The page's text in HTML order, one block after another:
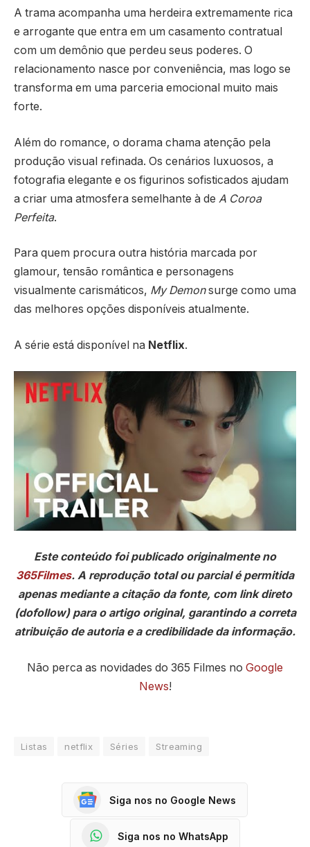
A trama acompanha uma herdeira extremamente rica
e arrogante que entra em um casamento contratual
com um demônio que perdeu seus poderes. O
relacionamento nasce por conveniência, mas logo se
transforma em uma parceria emocional muito mais
forte.
Além do romance, o dorama chama atenção pela
produção visual refinada. Os cenários luxuosos, a
fotografia elegante e os figurinos sofisticados ajudam
a criar uma atmosfera semelhante à de A Coroa
Perfeita.
Para quem procura outra história marcada por
glamour, tensão romântica e personagens
visualmente carismáticos, My Demonsurge como uma
das melhores opções disponíveis atualmente.
A série está disponível na Netflix.
Este conteúdo foi publicado originalmente no
365Filmes. A reprodução total ou parcial é permitida
apenas mediante a citação da fonte, com link direto
(dofollow) para o artigo original, garantindo a correta
atribuição de autoria e a credibilidade da informação.
Não perca as novidades do 365 Filmes no Google
News!
Listas netflix Séries Streaming
Siga nos no Google News
Siga nos no WhatsApp